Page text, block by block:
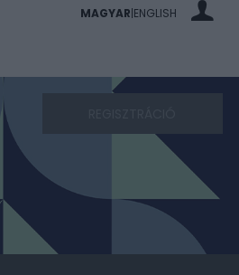
MAGYAR|ENGLISH